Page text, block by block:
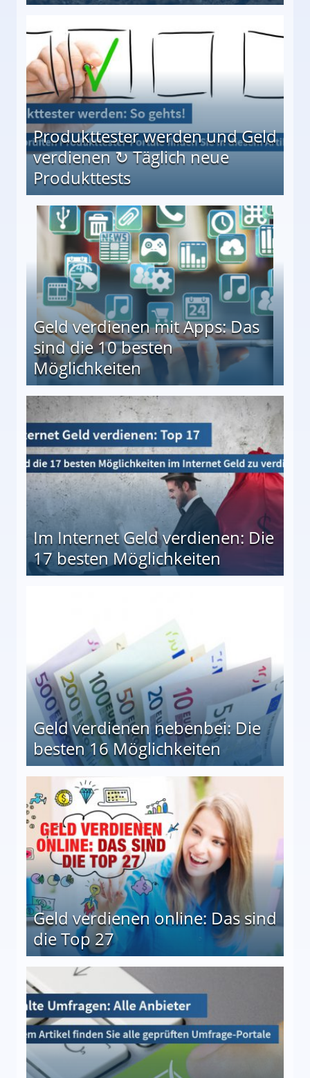
Produkttester werden und Geld
verdienen ↻ Täglich neue
Produkttests
↻ Täglich neue Produkttests
Geld verdienen mit Apps: Das
sind die 10 besten
Möglichkeiten
besten Möglichkeiten
Im Internet Geld verdienen: Die
17 besten Möglichkeiten
Geld verdienen nebenbei: Die
besten 16 Möglichkeiten
Geld verdienen online: Das sind
die Top 27